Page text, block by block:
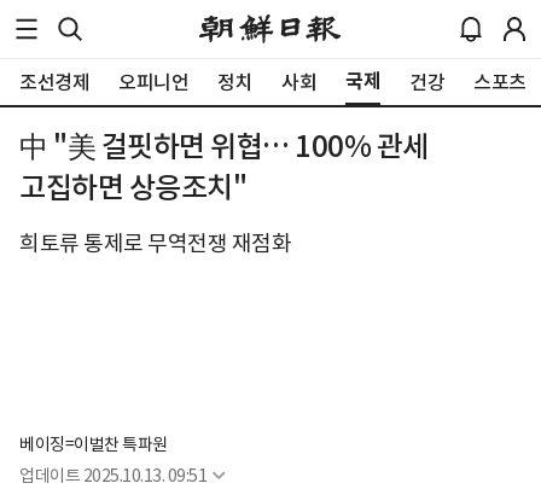
조선경제 오피니언 정치 사회 국제 건강 스포츠
中 "美 걸핏하면 위협… 100% 관세
고집하면 상응조치"
희토류 통제로 무역전쟁 재점화
베이징=이벌찬 특파원
업데이트 2025.10.13. 09:51